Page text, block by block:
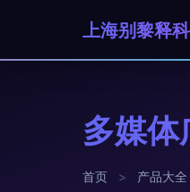
多媒体
首页 > 产品大全